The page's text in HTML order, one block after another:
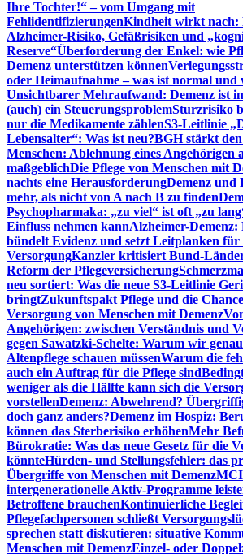
Ihre Tochter!“ – vom Umgang mit
FehlidentifizierungenKindheit wirkt nach:
Alzheimer-Risiko, Gefäßrisiken und
Reserve“Überforderung der Enkel: wie
Demenz unterstützen können
oder Heimaufnahme – was ist normal und
Unsichtbarer Mehraufwand: Demenz ist
(auch) ein SteuerungsproblemSturzrisiko
nur die Medikamente zählenS3-Leitlinie
Lebensalter“: Was ist neu?BGH stärkt
Menschen: Ablehnung eines Angehörigen
maßgeblichDie Pflege von Menschen mit
nachts eine HerausforderungDemenz und
mehr, als nicht von A nach B zu finden
Psychopharmaka: „zu viel“ ist oft „zu
Einfluss nehmen kannAlzheimer-
bündelt Evidenz und setzt Leitplanken für
VersorgungKanzler kritisiert Bund-
Reform der Pflegeversicherung
neu sortiert: Was die neue S3-Leitlinie
bringtZukunftspakt Pflege und die
Versorgung von Menschen mit Demenz
Angehörigen: zwischen Verständnis und
gegen Sawatzki-Schelte: Warum wir
Altenpflege schauen müssenWarum die
auch ein Auftrag für die Pflege sind
weniger als die Hälfte kann sich die
vorstellenDemenz: Abwehrend?
doch ganz anders?Demenz im Hospiz:
können das Sterberisiko erhöhenMehr
Bürokratie: Was das neue Gesetz für die
könnteHürden- und Stellungsfehler: das
Übergriffe von Menschen mit Demenz
intergenerationelle Aktiv-Programme
Betroffene brauchenKontinuierliche
Pflegefachpersonen schließt
sprechen statt diskutieren: situative
Menschen mit DemenzEinzel- oder